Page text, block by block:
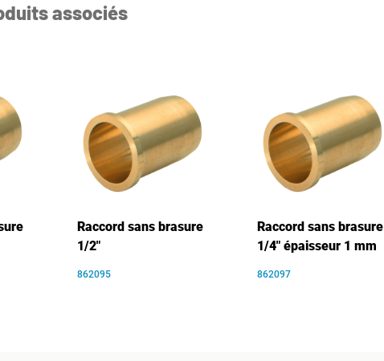
associés
Raccord sans brasure
1/2"
862095
Raccord sans brasure
1/4" épaisseur 1 mm
862097